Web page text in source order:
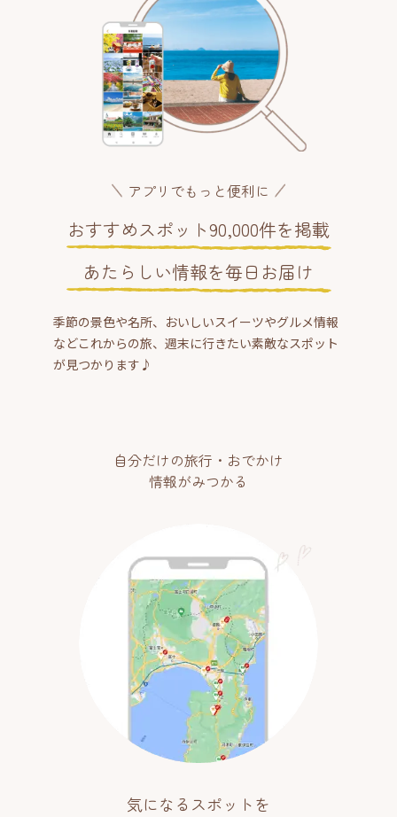
アプリでもっと便利に
おすすめスポット90,000件を掲載
あたらしい情報を毎日お届け
季節の景色や名所、おいしいスイーツやグルメ情報
などこれからの旅、週末に行きたい素敵なスポット
が見つかります♪
自分だけの旅行・おでかけ
情報がみつかる
気になるスポットを